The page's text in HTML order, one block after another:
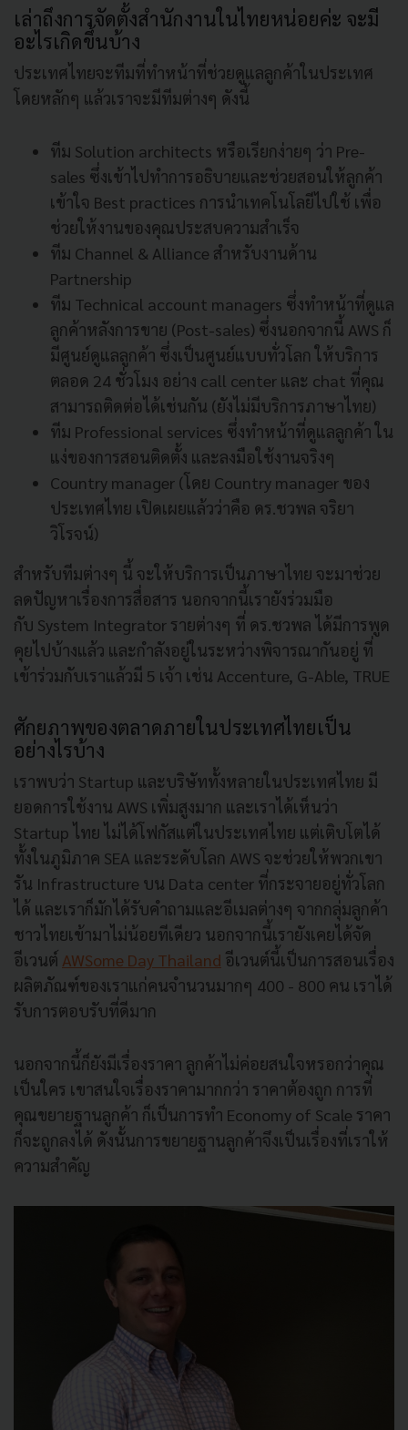
เล่าถึงการจัดตั้งสำนักงานในไทยหน่อยค่ะ จะมี
อะไรเกิดขึ้นบ้าง
ประเทศไทยจะทีมที่ทำหน้าที่ช่วยดูแลลูกค้าในประเทศ
โดยหลักๆ แล้วเราจะมีทีมต่างๆ ดังนี้
ทีม Solution architects หรือเรียกง่ายๆ ว่า Pre-
sales ซึ่งเข้าไปทำการอธิบายและช่วยสอนให้ลูกค้า
เข้าใจ Best practices การนำเทคโนโลยีไปใช้ เพื่อ
ช่วยให้งานของคุณประสบความสำเร็จ
ทีม Channel & Alliance สำหรับงานด้าน
Partnership
ทีม Technical account managers ซึ่งทำหน้าที่ดูแล
ลูกค้าหลังการขาย (Post-sales) ซึ่งนอกจากนี้ AWS ก็
มีศูนย์ดูแลลูกค้า ซึ่งเป็นศูนย์แบบทั่วโลก ให้บริการ
ตลอด 24 ชั่วโมง อย่าง call center และ chat ที่คุณ
สามารถติดต่อได้เช่นกัน (ยังไม่มีบริการภาษาไทย)
ทีม Professional services ซึ่งทำหน้าที่ดูแลลูกค้า ใน
แง่ของการสอนติดตั้ง และลงมือใช้งานจริงๆ
Country manager (โดย Country manager ของ
ประเทศไทย เปิดเผยแล้วว่าคือ ดร.ชวพล จริยา
วิโรจน์)
สำหรับทีมต่างๆ นี้ จะให้บริการเป็นภาษาไทย จะมาช่วย
ลดปัญหาเรื่องการสื่อสาร นอกจากนี้เรายังร่วมมือ
กับ System Integrator รายต่างๆ ที่ ดร.ชวพล ได้มีการพูด
คุยไปบ้างแล้ว และกำลังอยู่ในระหว่างพิจารณากันอยู่ ที่
เข้าร่วมกับเราแล้วมี 5 เจ้า เช่น Accenture, G-Able, TRUE
ศักยภาพของตลาดภายในประเทศไทยเป็น
อย่างไรบ้าง
เราพบว่า Startup และบริษัททั้งหลายในประเทศไทย มี
ยอดการใช้งาน AWS เพิ่มสูงมาก และเราได้เห็นว่า
Startup ไทย ไม่ได้โฟกัสแต่ในประเทศไทย แต่เติบโตได้
ทั้งในภูมิภาค SEA และระดับโลก AWS จะช่วยให้พวกเขา
รัน Infrastructure บน Data center ที่กระจายอยู่ทั่วโลก
ได้ และเราก็มักได้รับคำถามและอีเมลต่างๆ จากกลุ่มลูกค้า
ชาวไทยเข้ามาไม่น้อยทีเดียว นอกจากนี้เรายังเคยได้จัด
อีเวนต์ AWSome Day Thailand อีเวนต์นี้เป็นการสอนเรื่อง
ผลิตภัณฑ์ของเราแก่คนจำนวนมากๆ 400 - 800 คน เราได้
รับการตอบรับที่ดีมาก
นอกจากนี้ก็ยังมีเรื่องราคา ลูกค้าไม่ค่อยสนใจหรอกว่าคุณ
เป็นใคร เขาสนใจเรื่องราคามากกว่า ราคาต้องถูก การที่
คุณขยายฐานลูกค้า ก็เป็นการทำ Economy of Scale ราคา
ก็จะถูกลงได้ ดังนั้นการขยายฐานลูกค้าจึงเป็นเรื่องที่เราให้
ความสำคัญ